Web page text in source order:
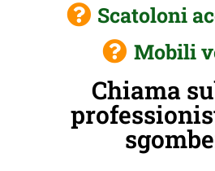
Scatoloni
Mobili
Chiama